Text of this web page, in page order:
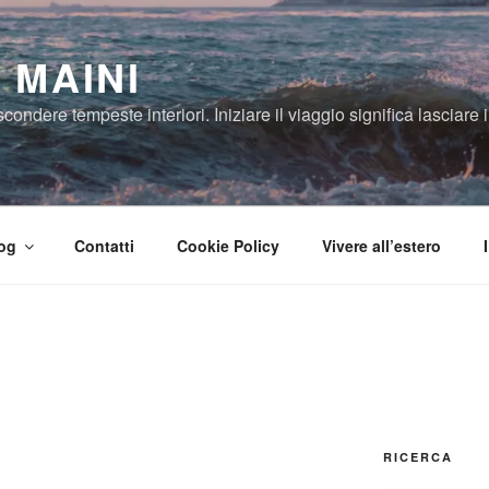
MAINI
tempeste interiori. Iniziare il viaggio significa lasciare
Contatti Cookie Policy Vivere all’estero
RICERCA